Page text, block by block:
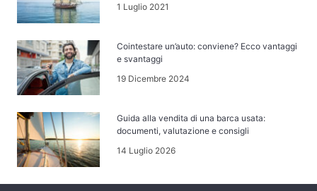
1 Luglio 2021
Cointestare un’auto: conviene? Ecco vantaggi
e svantaggi
19 Dicembre 2024
Guida alla vendita di una barca usata:
documenti, valutazione e consigli
14 Luglio 2026